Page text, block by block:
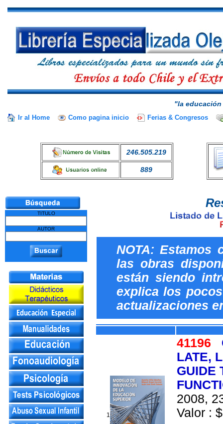
"la
Ir al Home Como pagina inicio Ferias & Congresos
246.505.219
889
TITULO
AUTOR
NOTA: Estamos
las obras
están siendo
explica los
actualizaciones
1
41196
LATE,
GUIDE
2008,
Valor :